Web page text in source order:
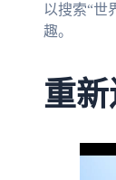
以搜索“世
趣。
重